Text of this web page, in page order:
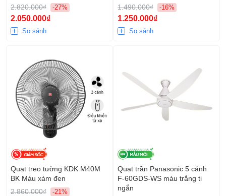
2.820.000₫
-27%
2.050.000₫
So sánh
1.490.000₫
-16%
1.250.000₫
So sánh
Quạt treo tường KDK M40M
BK Màu xám đen
2.860.000₫
-21%
Quạt trần Panasonic 5 cánh
F-60GDS-WS màu trắng ti
ngắn